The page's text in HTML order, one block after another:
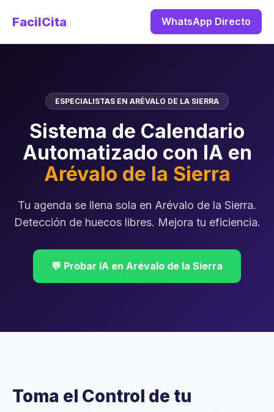
FacilCita WhatsApp Directo
ESPECIALISTAS EN ARÉVALO DE LA SIERRA
Sistema de Calendario
Automatizado con IA en
Arévalo de la Sierra
Tu agenda se llena sola en Arévalo de la Sierra.
Detección de huecos libres. Mejora tu eficiencia.
💬 Probar IA en Arévalo de la Sierra
Toma el Control de tu